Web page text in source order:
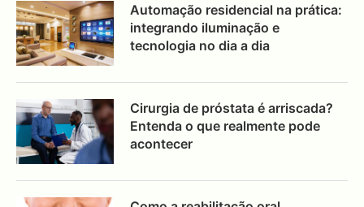
Automação residencial na prática:
integrando iluminação e
tecnologia no dia a dia
Cirurgia de próstata é arriscada?
Entenda o que realmente pode
acontecer